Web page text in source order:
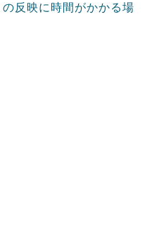
反映に時間がかかる場